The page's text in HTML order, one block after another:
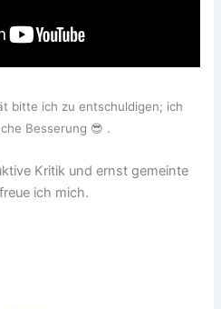
bitte ich zu entschuldigen; ich
Besserung 😎 .
Kritik und ernst gemeinte
ich mich.